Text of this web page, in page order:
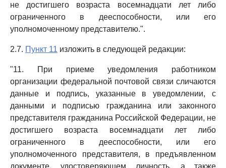
не достигшего возраста восемнадцати лет либо
ограниченного в дееспособности, или его
уполномоченному представителю.".
2.7. Пункт 11 изложить в следующей редакции:
"11. При приеме уведомления работником
организации федеральной почтовой связи сличаются
данные и подпись, указанные в уведомлении, с
данными и подписью гражданина или законного
представителя гражданина Российской Федерации, не
достигшего возраста восемнадцати лет либо
ограниченного в дееспособности, или его
уполномоченного представителя, в предъявленном
документе, удостоверяющем личность, а также